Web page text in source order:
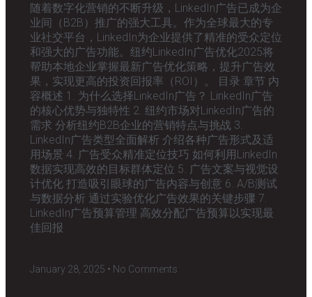
随着数字化营销的不断升级，LinkedIn广告已成为企
业间（B2B）推广的强大工具。作为全球最大的专
业社交平台，LinkedIn为企业提供了精准的受众定位
和强大的广告功能。纽约LinkedIn广告优化2025将
帮助本地企业掌握最新广告优化策略，提升广告效
果，实现更高的投资回报率（ROI）。 目录 章节 内
容概述 1. 为什么选择LinkedIn广告？ LinkedIn广告
的核心优势与独特性 2. 纽约市场对LinkedIn广告的
需求 分析纽约B2B企业的营销特点与挑战 3.
LinkedIn广告类型全面解析 介绍各种广告形式及适
用场景 4. 广告受众精准定位技巧 如何利用LinkedIn
数据实现高效的目标群体定位 5. 广告文案与视觉设
计优化 打造吸引眼球的广告内容与创意 6. A/B测试
与数据分析 通过实验优化广告效果的关键步骤 7.
LinkedIn广告预算管理 高效分配广告预算以实现最
佳回报
January 28, 2025 No Comments